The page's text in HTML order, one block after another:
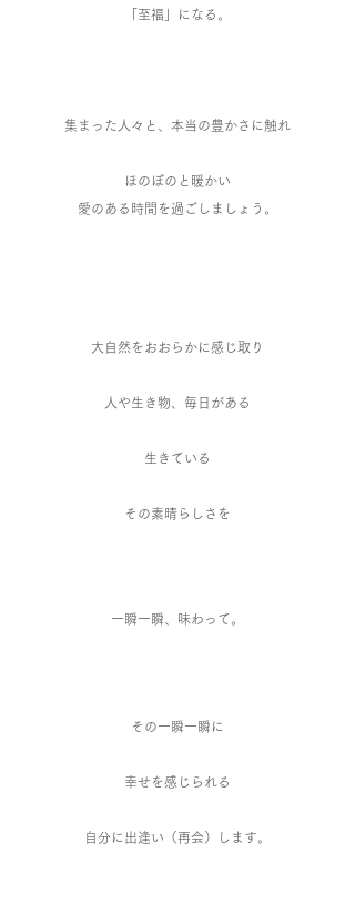
「至福」になる。
集まった人々と、本当の豊かさに触れ
ほのぼのと暖かい
​愛のある時間を過ごしましょう。
大自然をおおらかに感じ取り
人や生き物、毎日がある
生きている
その素晴らしさを
一瞬一瞬、味わって。
その一瞬一瞬に
幸せを感じられる
自分に出逢い（再会）します。